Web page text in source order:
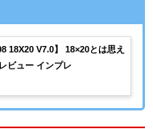
18X20 V7.0】 18×20とは思え
ビュー インプレ